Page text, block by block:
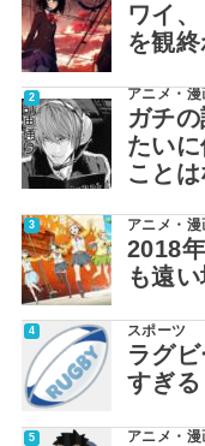
ワイ
を観
アニメ・漫
ガチ
たい
こと
アニメ・漫
2018
も遠
スポーツ
ラグ
すぎる
アニメ・漫